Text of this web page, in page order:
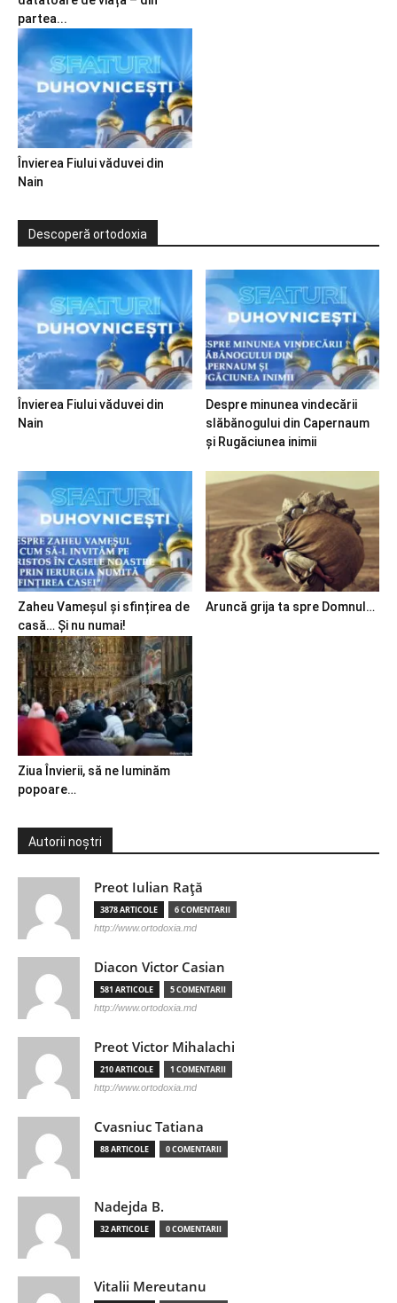
partea...
Învierea Fiului văduvei din
Nain
Descoperă ortodoxia
Învierea Fiului văduvei din
Nain
Despre minunea vindecării
slăbănogului din Capernaum
și Rugăciunea inimii
Zaheu Vameșul și sfințirea de
casă… Și nu numai!
Aruncă grija ta spre Domnul…
Ziua Învierii, să ne luminăm
popoare…
Autorii noștri
Preot Iulian Raţă
3878 ARTICOLE 6 COMENTARII
http://www.ortodoxia.md
Diacon Victor Casian
581 ARTICOLE 5 COMENTARII
http://www.ortodoxia.md
Preot Victor Mihalachi
210 ARTICOLE 1 COMENTARII
http://www.ortodoxia.md
Cvasniuc Tatiana
88 ARTICOLE 0 COMENTARII
Nadejda B.
32 ARTICOLE 0 COMENTARII
Vitalii Mereutanu